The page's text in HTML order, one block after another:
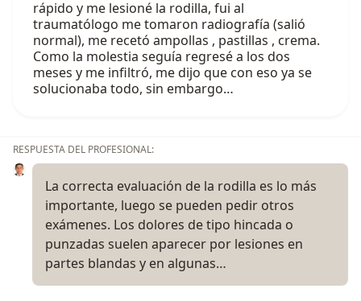
rápido y me lesioné la rodilla, fui al
traumatólogo me tomaron radiografía (salió
normal), me recetó ampollas , pastillas , crema.
Como la molestia seguía regresé a los dos
meses y me infiltró, me dijo que con eso ya se
solucionaba todo, sin embargo…
RESPUESTA DEL PROFESIONAL:
La correcta evaluación de la rodilla es lo más
importante, luego se pueden pedir otros
exámenes. Los dolores de tipo hincada o
punzadas suelen aparecer por lesiones en
partes blandas y en algunas…